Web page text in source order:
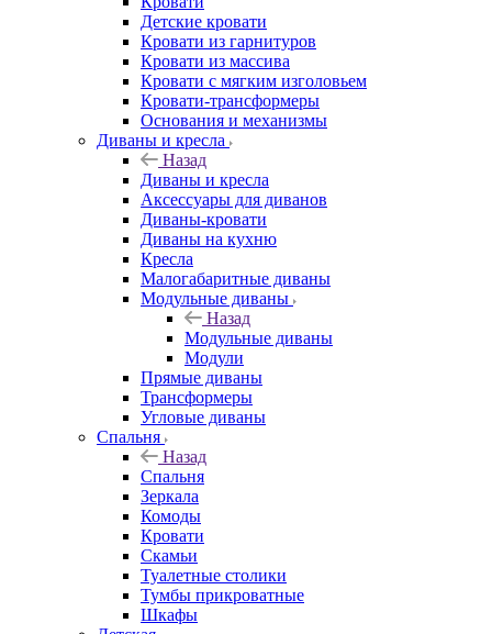
Детские кровати
Кровати из гарнитуров
Кровати из массива
Кровати с мягким изголовьем
Кровати-трансформеры
Основания и механизмы
Диваны и кресла
Назад
Диваны и кресла
Аксессуары для диванов
Диваны-кровати
Диваны на кухню
Кресла
Малогабаритные диваны
Модульные диваны
Назад
Модульные диваны
Модули
Прямые диваны
Трансформеры
Угловые диваны
Спальня
Назад
Спальня
Зеркала
Комоды
Кровати
Скамьи
Туалетные столики
Тумбы прикроватные
Шкафы